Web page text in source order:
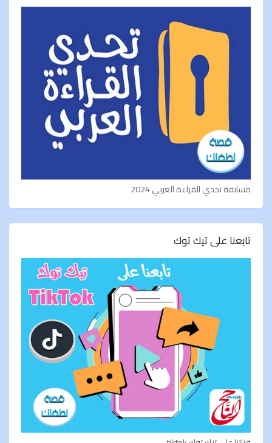
مسابقة تحدي القراءة العربي 2024
تابعنا على تيك توك